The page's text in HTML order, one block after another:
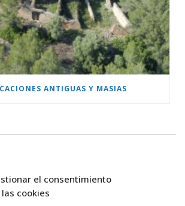
el consentimiento
las cookies
ANTIGUAS Y MASIAS